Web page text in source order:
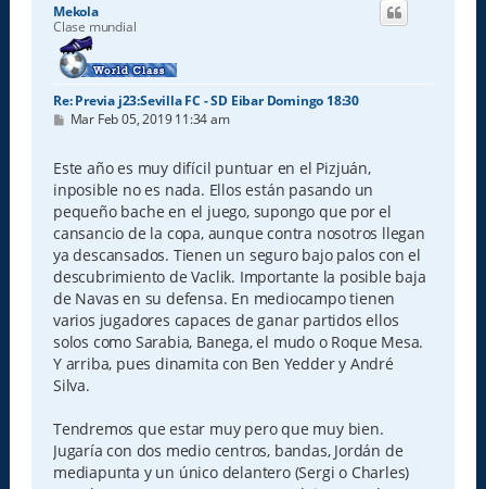
Mekola
Clase mundial
Re: Previa j23:Sevilla FC - SD Eibar Domingo 18:30
M
s
a
j
e
Mar Feb 05, 2019 11:34 am
Este año es muy difícil puntuar en el Pizjuán,
inposible no es nada. Ellos están pasando un
pequeño bache en el juego, supongo que por el
cansancio de la copa, aunque contra nosotros llegan
ya descansados. Tienen un seguro bajo palos con el
descubrimiento de Vaclik. Importante la posible baja
de Navas en su defensa. En mediocampo tienen
varios jugadores capaces de ganar partidos ellos
solos como Sarabia, Banega, el mudo o Roque Mesa.
Y arriba, pues dinamita con Ben Yedder y André
Silva.
Tendremos que estar muy pero que muy bien.
Jugaría con dos medio centros, bandas, Jordán de
mediapunta y un único delantero (Sergi o Charles)